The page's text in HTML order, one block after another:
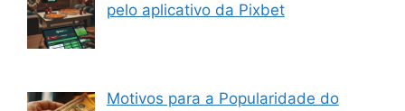
pelo aplicativo da Pixbet
Motivos para a Popularidade do